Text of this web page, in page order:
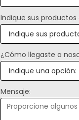
Indique sus productos
¿Cómo llegaste a
Mensaje: